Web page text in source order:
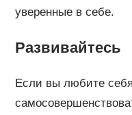
уверенные в себе.
Развивайтесь
Если вы любите